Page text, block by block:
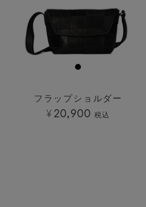
フラップショルダー
¥ 20,900 税込